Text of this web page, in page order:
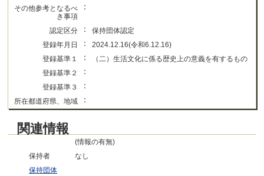
その他参考となるべ
き事項
：
認定区分 ：
保持団体認定
登録年月日
：
2024.12.16(令和6.12.16)
登録基準１
：
（二）生活文化に係る歴史上の意義を有するもの
登録基準２
：
登録基準３ ：
所在都道府県、地域 ：
関連情報
(情報の有無)
保持者
なし
保持団体